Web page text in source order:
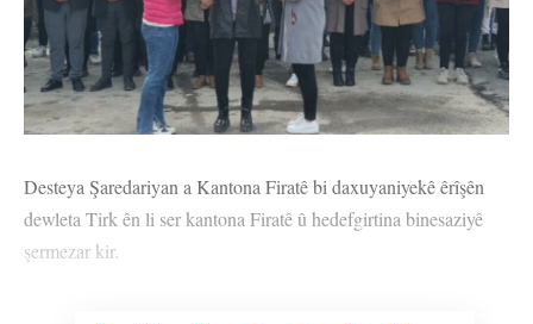
Desteya Şaredariyan a Kantona Firatê bi daxuyaniyekê êrîşên
dewleta Tirk ên li ser kantona Firatê û hedefgirtina binesaziyê
şermezar kir.